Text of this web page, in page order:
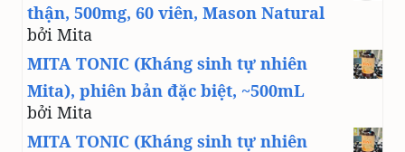
thận, 500mg, 60 viên, Mason Natural
bởi Mita
MITA TONIC (Kháng sinh tự nhiên
Mita), phiên bản đặc biệt, ~500mL
bởi Mita
MITA TONIC (Kháng sinh tự nhiên